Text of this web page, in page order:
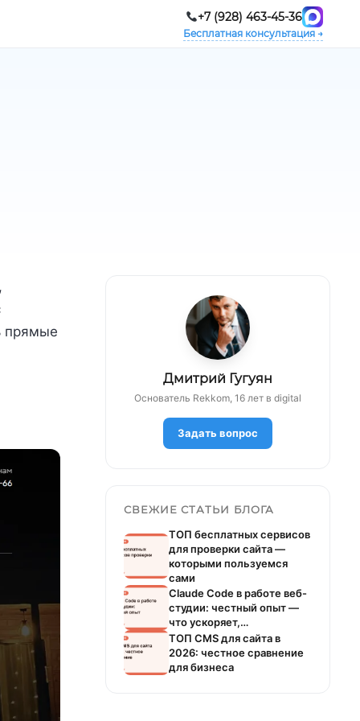
+7 (928) 463-45-36
Бесплатная консультация →
прямые
Дмитрий Гугуян
Основатель Rekkom, 16 лет в digital
Задать вопрос
СВЕЖИЕ СТАТЬИ БЛОГА
ТОП бесплатных сервисов
для проверки сайта —
которыми пользуемся
сами
Claude Code в работе веб-
студии: честный опыт —
что ускоряет,…
ТОП CMS для сайта в
2026: честное сравнение
для бизнеса